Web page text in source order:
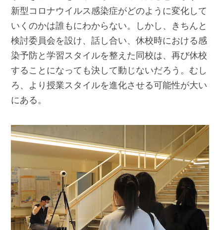
新型コロナウイルス感染症がどのように変化して
いくのかは誰もにわからない。しかし、きちんと
検討委員会を設け、話し合い、休校時における感
染予防と学習スタイルを整えた同校は、再び休校
することになっても決して動じないだろう。むし
ろ、より授業スタイルを進化させる可能性が大い
にある。